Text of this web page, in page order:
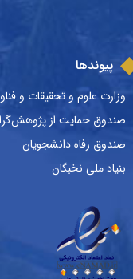
پیوندها
وزارت علوم و تحقیقات و
صندوق حمایت از
صندوق رفاه دانشجویان
بنیاد ملی نخبگان